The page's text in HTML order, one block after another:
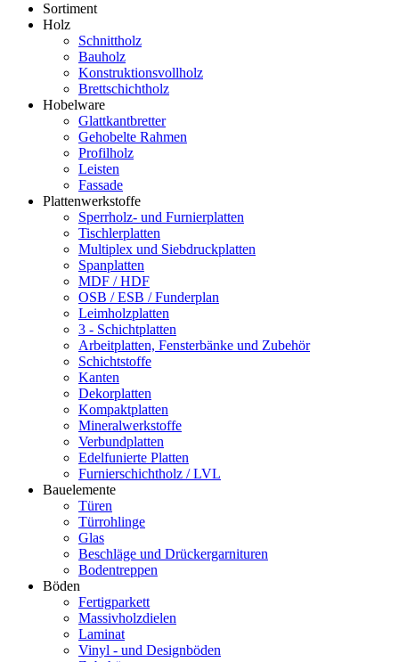
Sortiment
Holz
Schnittholz
Bauholz
Konstruktionsvollholz
Brettschichtholz
Hobelware
Glattkantbretter
Gehobelte Rahmen
Profilholz
Leisten
Fassade
Plattenwerkstoffe
Sperrholz- und Furnierplatten
Tischlerplatten
Multiplex und Siebdruckplatten
Spanplatten
MDF / HDF
OSB / ESB / Funderplan
Leimholzplatten
3 - Schichtplatten
Arbeitplatten, Fensterbänke und Zubehör
Schichtstoffe
Kanten
Dekorplatten
Kompaktplatten
Mineralwerkstoffe
Verbundplatten
Edelfunierte Platten
Furnierschichtholz / LVL
Bauelemente
Türen
Türrohlinge
Glas
Beschläge und Drückergarnituren
Bodentreppen
Böden
Fertigparkett
Massivholzdielen
Laminat
Vinyl - und Designböden